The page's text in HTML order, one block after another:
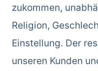
zukommen,
Religion,
Einstellung. Der
unseren Kunden